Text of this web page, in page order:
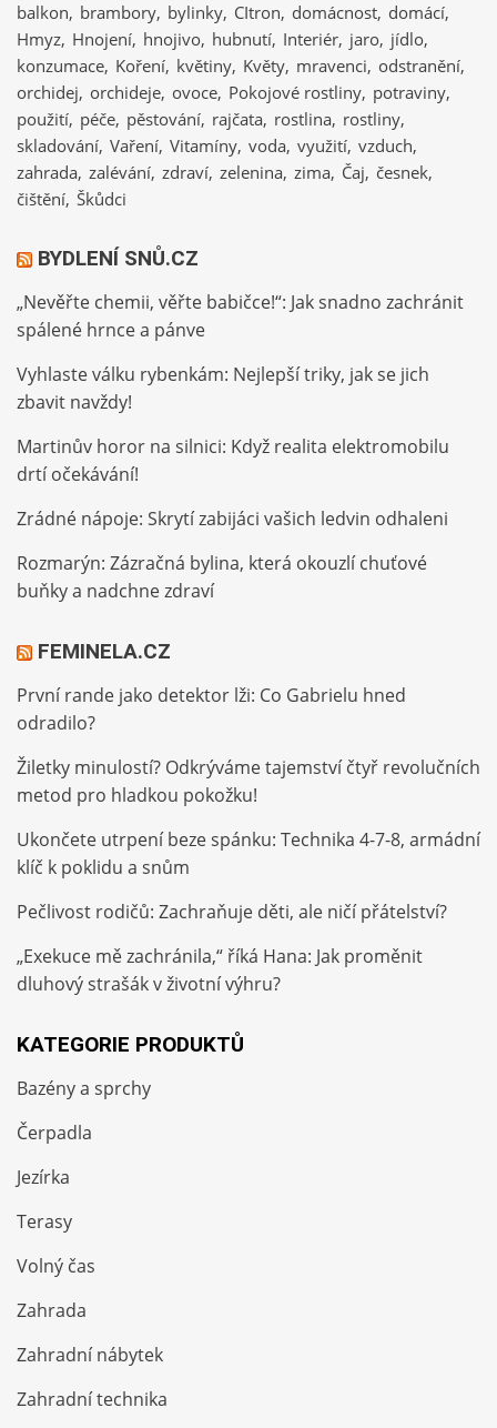
balkon brambory bylinky CItron domácnost domácí
Hmyz Hnojení hnojivo hubnutí Interiér jaro jídlo
konzumace Koření květiny Květy mravenci odstranění
orchidej orchideje ovoce Pokojové rostliny potraviny
použití péče pěstování rajčata rostlina rostliny
skladování Vaření Vitamíny voda využití vzduch
zahrada zalévání zdraví zelenina zima Čaj česnek
čištění Škůdci
BYDLENÍ SNŮ.CZ
„Nevěřte chemii, věřte babičce!“: Jak snadno zachránit
spálené hrnce a pánve
Vyhlaste válku rybenkám: Nejlepší triky, jak se jich
zbavit navždy!
Martinův horor na silnici: Když realita elektromobilu
drtí očekávání!
Zrádné nápoje: Skrytí zabijáci vašich ledvin odhaleni
Rozmarýn: Zázračná bylina, která okouzlí chuťové
buňky a nadchne zdraví
FEMINELA.CZ
První rande jako detektor lži: Co Gabrielu hned
odradilo?
Žiletky minulostí? Odkrýváme tajemství čtyř revolučních
metod pro hladkou pokožku!
Ukončete utrpení beze spánku: Technika 4-7-8, armádní
klíč k poklidu a snům
Pečlivost rodičů: Zachraňuje děti, ale ničí přátelství?
„Exekuce mě zachránila,“ říká Hana: Jak proměnit
dluhový strašák v životní výhru?
KATEGORIE PRODUKTŮ
Bazény a sprchy
Čerpadla
Jezírka
Terasy
Volný čas
Zahrada
Zahradní nábytek
Zahradní technika